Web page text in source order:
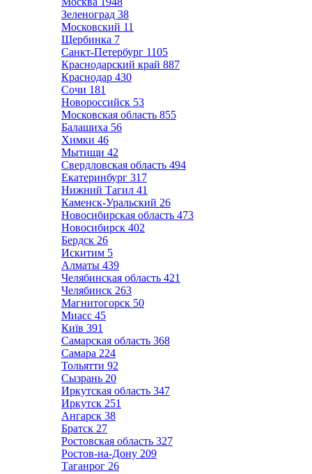
Зеленоград 38
Московский 11
Щербинка 7
Санкт-Петербург 1105
Краснодарский край 887
Краснодар 430
Сочи 181
Новороссийск 53
Московская область 855
Балашиха 56
Химки 46
Мытищи 42
Свердловская область 494
Екатеринбург 317
Нижний Тагил 41
Каменск-Уральский 26
Новосибирская область 473
Новосибирск 402
Бердск 26
Искитим 5
Алматы 439
Челябинская область 421
Челябинск 263
Магнитогорск 50
Миасс 45
Київ 391
Самарская область 368
Самара 224
Тольятти 92
Сызрань 20
Иркутская область 347
Иркутск 251
Ангарск 38
Братск 27
Ростовская область 327
Ростов-на-Дону 209
Таганрог 26